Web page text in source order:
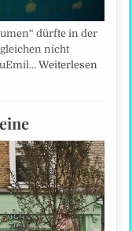
dürfte in der
nicht
Weiterlesen